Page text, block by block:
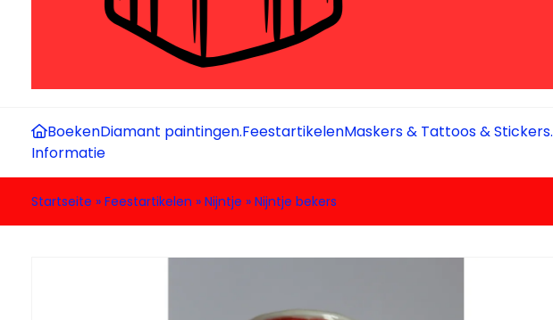
BoekenDiamant paintingen.FeestartikelenMaskers & Tattoos & Stickers.
Informatie
Startseite » Feestartikelen » Nijntje » Nijntje bekers